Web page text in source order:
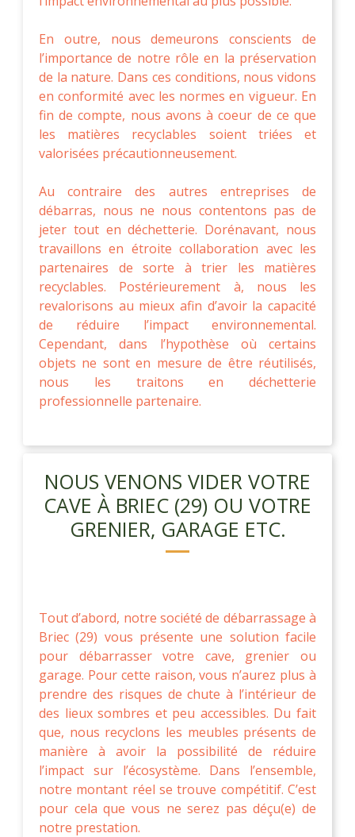
En outre, nous demeurons conscients de
l’importance de notre rôle en la préservation
de la nature. Dans ces conditions, nous vidons
en conformité avec les normes en vigueur. En
fin de compte, nous avons à coeur de ce que
les matières recyclables soient triées et
valorisées précautionneusement.
Au contraire des autres entreprises de
débarras, nous ne nous contentons pas de
jeter tout en déchetterie. Dorénavant, nous
travaillons en étroite collaboration avec les
partenaires de sorte à trier les matières
recyclables. Postérieurement à, nous les
revalorisons au mieux afin d’avoir la capacité
de réduire l’impact environnemental.
Cependant, dans l’hypothèse où certains
objets ne sont en mesure de être réutilisés,
nous les traitons en déchetterie
professionnelle partenaire.
NOUS VENONS VIDER VOTRE
CAVE À BRIEC (29) OU VOTRE
GRENIER, GARAGE ETC.
Tout d’abord, notre société de débarrassage à
Briec (29) vous présente une solution facile
pour débarrasser votre cave, grenier ou
garage. Pour cette raison, vous n’aurez plus à
prendre des risques de chute à l’intérieur de
des lieux sombres et peu accessibles. Du fait
que, nous recyclons les meubles présents de
manière à avoir la possibilité de réduire
l’impact sur l’écosystème. Dans l’ensemble,
notre montant réel se trouve compétitif. C’est
pour cela que vous ne serez pas déçu(e) de
notre prestation.